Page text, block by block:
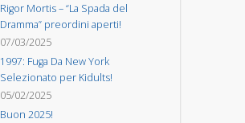
Rigor Mortis – “La Spada del
Dramma” preordini aperti!
07/03/2025
1997: Fuga Da New York
Selezionato per Kidults!
05/02/2025
Buon 2025!